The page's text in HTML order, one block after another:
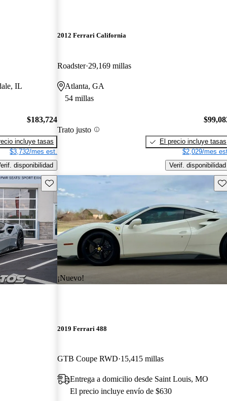
IL
$183,724
incluye tasas
$3,732/mes est.
disponibilidad
2012 Ferrari California
Roadster 29,169 millas
Atlanta, GA
54 millas
Trato justo
El precio incluye tasas
$2,029/mes
Verif. disponibilidad
Guarda este Aviso
¡Nuevo!
2019 Ferrari 488
GTB Coupe RWD 15,415 millas
Entrega a domicilio desde Saint Louis, MO
El precio incluye envío de $630